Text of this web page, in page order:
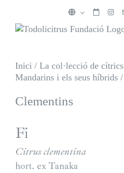
content
Inici / La col·lecció de cítrics
Mandarins i els seus híbrids /
Clementins
Fi
Citrus clementina
hort. ex Tanaka